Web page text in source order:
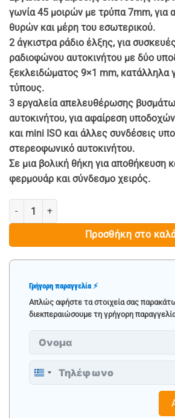
γωνία 45 μοιρών με τρύπα 7mm, για
θυρών και μέρη του εσωτερικού.
2 άγκιστρα ράδιο έλξης, για
ραδιοφώνου αυτοκινήτου με δύο
ξεκλειδώματος 9×1 mm, κατάλληλα
τύπους.
3 εργαλεία απελευθέρωσης
αυτοκινήτου, για αφαίρεση
και mini ISO και άλλες συνδέσεις
στερεοφωνικό αυτοκινήτου.
Σε μια βολική θήκη για αποθήκευση
φερμουάρ και σύνδεσμο χειρός.
ΣΕΤ ΕΡΓΑΛΕΙΑ ΑΦΑΙΡΕΣΗΣ ΤΑΠΕΤΣΑΡΙΑΣ
Προσθήκη στο
Γρήγορη παραγγελία ⚡
Απλώς αφήστε τα στοιχεία σας
διεκπεραιώσουμε τη γρήγορη
Greece